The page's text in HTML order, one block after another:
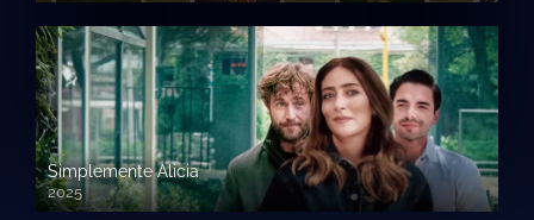
Simplemente Alicia
2025